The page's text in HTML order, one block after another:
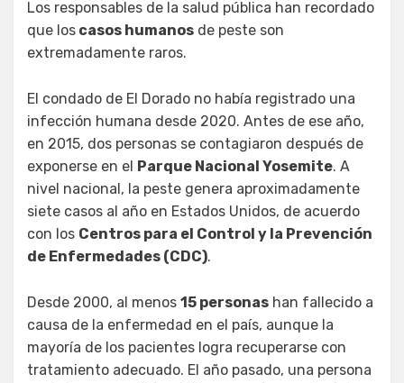
Los responsables de la salud pública han recordado
que los casos humanos de peste son
extremadamente raros.
El condado de El Dorado no había registrado una
infección humana desde 2020. Antes de ese año,
en 2015, dos personas se contagiaron después de
exponerse en el Parque Nacional Yosemite. A
nivel nacional, la peste genera aproximadamente
siete casos al año en Estados Unidos, de acuerdo
con los Centros para el Control y la Prevención
de Enfermedades (CDC).
Desde 2000, al menos 15 personas han fallecido a
causa de la enfermedad en el país, aunque la
mayoría de los pacientes logra recuperarse con
tratamiento adecuado. El año pasado, una persona